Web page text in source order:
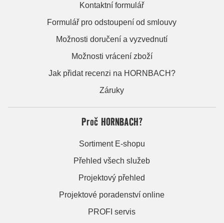
Kontaktní formulář
Formulář pro odstoupení od smlouvy
Možnosti doručení a vyzvednutí
Možnosti vrácení zboží
Jak přidat recenzi na HORNBACH?
Záruky
Proč HORNBACH?
Sortiment E-shopu
Přehled všech služeb
Projektový přehled
Projektové poradenství online
PROFI servis